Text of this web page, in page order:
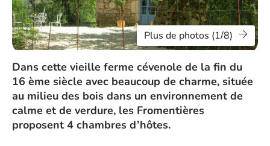
Plus de photos (1/8)
Dans cette vieille ferme cévenole de la fin du
16 ème siècle avec beaucoup de charme, située
au milieu des bois dans un environnement de
calme et de verdure, les Fromentières
proposent 4 chambres d’hôtes.